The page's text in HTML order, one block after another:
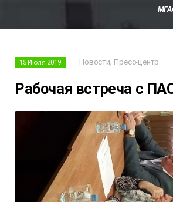
15 Июля 2019 Новости, Пресс-центр
Рабочая встреча с